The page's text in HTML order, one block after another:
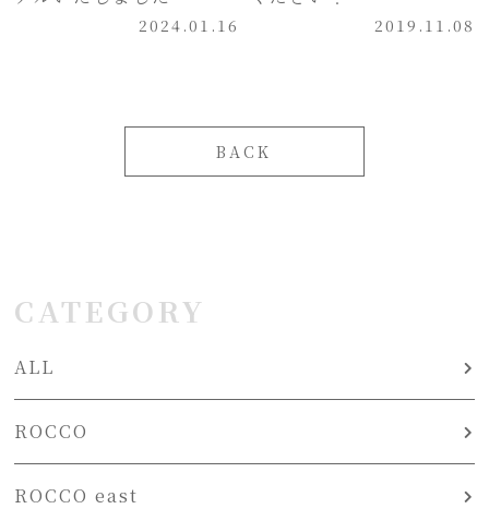
2024.01.16 2019.11.08
BACK
CATEGORY
ALL
ROCCO
ROCCO east